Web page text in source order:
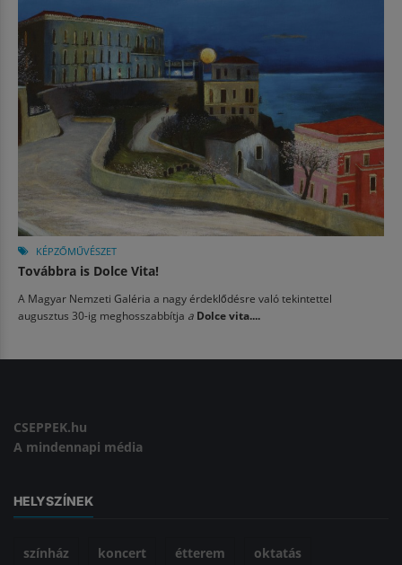
KÉPZŐMŰVÉSZET
Továbbra is Dolce Vita!
A Magyar Nemzeti Galéria a nagy érdeklődésre való tekintettel
augusztus 30-ig meghosszabbítja a Dolce vita....
CSEPPEK.hu
A mindennapi média
HELYSZÍNEK
színház koncert étterem oktatás